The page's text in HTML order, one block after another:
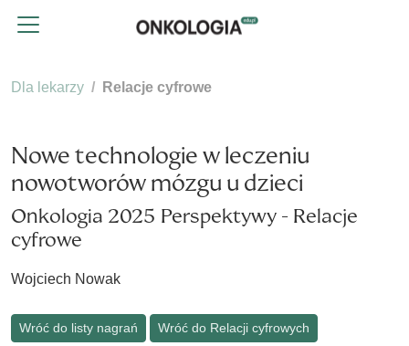
Dla lekarzy Relacje cyfrowe
Nowe technologie w leczeniu
nowotworów mózgu u dzieci
Onkologia 2025 Perspektywy - Relacje
cyfrowe
Wojciech Nowak
Wróć do listy nagrań Wróć do Relacji cyfrowych